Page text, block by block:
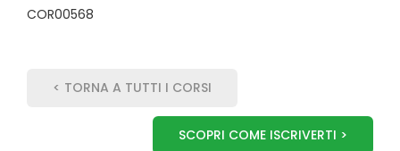
COR00568
< TORNA A TUTTI I CORSI
SCOPRI COME ISCRIVERTI >